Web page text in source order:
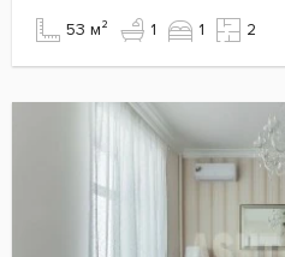
53 м² 1 1 2